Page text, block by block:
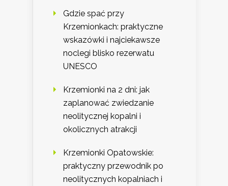
Gdzie spać przy
Krzemionkach: praktyczne
wskazówki i najciekawsze
noclegi blisko rezerwatu
UNESCO
Krzemionki na 2 dni: jak
zaplanować zwiedzanie
neolitycznej kopalni i
okolicznych atrakcji
Krzemionki Opatowskie:
praktyczny przewodnik po
neolitycznych kopalniach i